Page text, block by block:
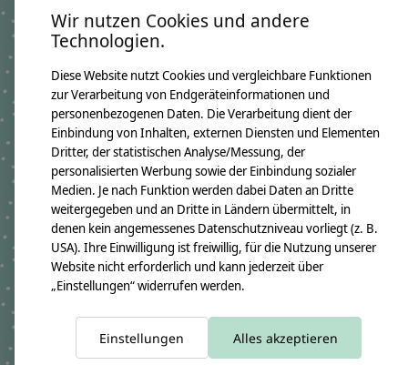
Telefon:+49 221 2616939
Ideale Größe:Stoffhusse ca. 100 cm,
Papprohling 70 cm – viel Platz für Geschenke &
Erinnerungsstücke zum Schulstart.
Warum die Bommeltüte Julian?
DieSchultüte Julianist ein liebevoll gefertigtes
Einzelstück, das mit seinem ruhigen Design und
hochwertigen Materialien überzeugt. Für Kinder,
die es stilvoll, aber nicht langweilig mögen – und
für Eltern, die Wert auf echte Handarbeit legen.
Und wenn du dir unsicher bist: Wir beraten dich
gern persönlich – telefonisch oder per E-Mail.
Produktangaben:
Schultüte Julian BT12 2024
4250608118225
Wir nutzen Cookies und andere
Technologien.
Diese Website nutzt Cookies und vergleichbare Funktionen
zur Verarbeitung von Endgeräteinformationen und
personenbezogenen Daten. Die Verarbeitung dient der
Einbindung von Inhalten, externen Diensten und Elementen
Dritter, der statistischen Analyse/Messung, der
personalisierten Werbung sowie der Einbindung sozialer
Medien. Je nach Funktion werden dabei Daten an Dritte
weitergegeben und an Dritte in Ländern übermittelt, in
denen kein angemessenes Datenschutzniveau vorliegt (z. B.
USA). Ihre Einwilligung ist freiwillig, für die Nutzung unserer
Website nicht erforderlich und kann jederzeit über
„Einstellungen“ widerrufen werden.
Einstellungen Alles akzeptieren